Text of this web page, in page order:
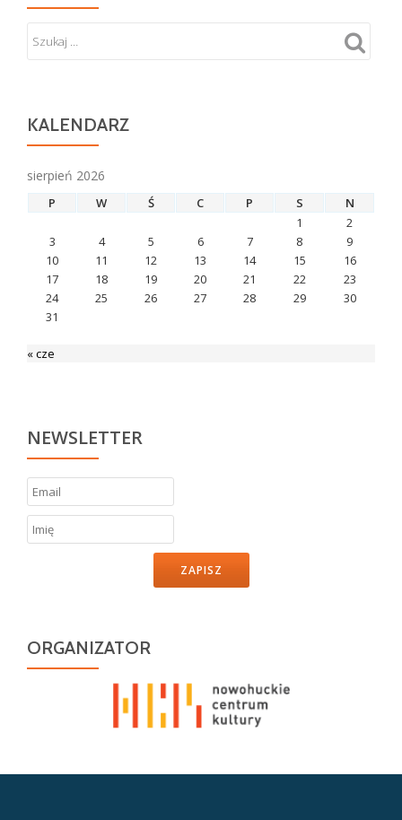
KALENDARZ
sierpień 2026
P W Ś C P S
N
1
2
3
4 5 6 7 8
9
10
11 12 13 14 15
16
17
18 19 20 21 22
23
24
25 26 27 28 29
30
31
« cze
NEWSLETTER
ZAPISZ
ORGANIZATOR